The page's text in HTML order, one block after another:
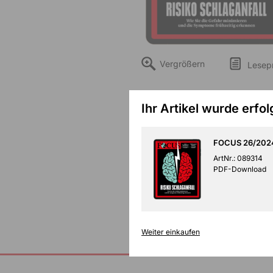
Vergrößern
Ihr Artikel wurde
FOCUS 26/
ArtNr.: 089314
PDF-Download
Weiter einkaufen